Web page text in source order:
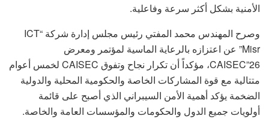
الأمنية بشكل أكثر سرعة وفاعلية.
وصرح المهندس محمد المفتي رئيس مجلس إدارة شركة “ICT
Misr” عن اعتزازه بالرعاية الماسية لمؤتمر ومعرض
CAISEC”26، مؤكداً أن تكرار نجاح وتفوق CAISEC لخمس أعوام
متتالية مع قوة المشاركات الخاصة والحكومية المحلية والدولية
الضخمة يؤكد أهمية الأمن السيبراني الذي أصبح على قائمة
أولويات جميع الدول والحكومات والمؤسسات العامة والخاصة.